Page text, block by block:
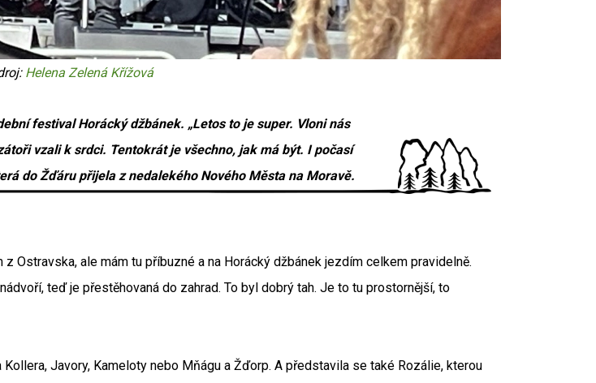
Helena Zelená Křížová
festival Horácký džbánek. „Letos to je super. Vloni nás
vzali k srdci. Tentokrát je všechno, jak má být. I počasí
do Žďáru přijela z nedalekého Nového Města na Moravě.
Ostravska, ale mám tu příbuzné a na Horácký džbánek jezdím celkem pravidelně.
teď je přestěhovaná do zahrad. To byl dobrý tah. Je to tu prostornější, to
Javory, Kameloty nebo Mňágu a Žďorp. A představila se také Rozálie, kterou